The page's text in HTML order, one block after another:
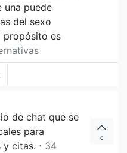
una puede
del sexo
propósito es
de chat que se
para
y citas. ⋅ 34
0